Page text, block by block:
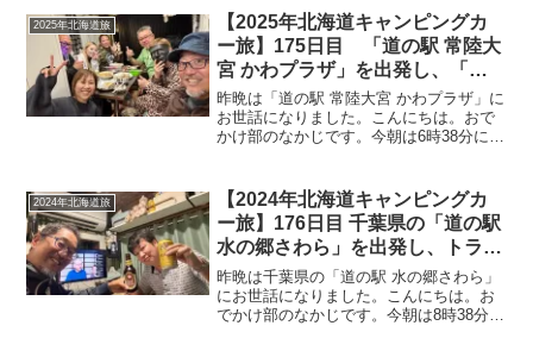
ま寝たのですが、朝方OFFに。OFFにし
なかった...
2025年北海道旅
【2025年北海道キャンピングカ
ー旅】175日目 「道の駅 常陸大
宮 かわプラザ」を出発し、「イ
オンモール土浦」で昼食♪夜は
「ワンダフルガーデン」さんで
「とこ旅」さんと「バンライフ
昨晩は「道の駅 常陸大宮 かわプラザ」に
お世話になりました。こんにちは。おで
かけ部のなかじです。今朝は6時38分に起
き^^起床時の温度計はこちら。そこそこ
冷え込んだよ...
2024年北海道旅
【2024年北海道キャンピングカ
ー旅】176日目 千葉県の「道の駅
水の郷さわら」を出発し、トライ
アルで少しお買い物を済ませ、今
年も佐倉城址公園へ！夜は田島さ
んと今年も宴会♪
昨晩は千葉県の「道の駅 水の郷さわら」
にお世話になりました。こんにちは。お
でかけ部のなかじです。今朝は8時38分に